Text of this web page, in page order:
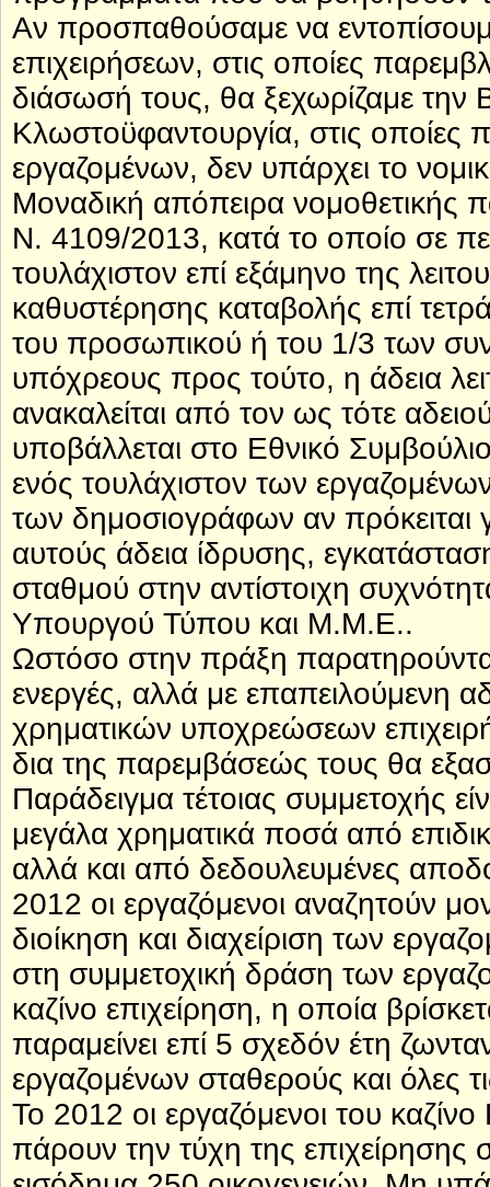
Αν προσπαθούσαμε να
επιχειρήσεων, στις οποίες
διάσωσή τους, θα ξεχωρίζαμε
Κλωστοϋφαντουργία, στις οποίες
εργαζομένων, δεν υπάρχει το
Μοναδική απόπειρα νομοθετικής
Ν. 4109/2013, κατά το οποίο σε
τουλάχιστον επί εξάμηνο της
καθυστέρησης καταβολής επί
του προσωπικού ή του 1/3 των
υπόχρεους προς τούτο, η άδεια
ανακαλείται από τον ως τότε
υποβάλλεται στο Εθνικό
ενός τουλάχιστον των
των δημοσιογράφων αν πρόκειται
αυτούς άδεια ίδρυσης,
σταθμού στην αντίστοιχη
Υπουργού Τύπου και Μ.Μ.Ε..
Ωστόσο στην πράξη
ενεργές, αλλά με επαπειλούμενη
χρηματικών υποχρεώσεων
δια της παρεμβάσεώς τους θα
Παράδειγμα τέτοιας συμμετοχής
μεγάλα χρηματικά ποσά από
αλλά και από δεδουλευμένες
2012 οι εργαζόμενοι αναζητούν
διοίκηση και διαχείριση των
στη συμμετοχική δράση των
καζίνο επιχείρηση, η οποία
παραμείνει επί 5 σχεδόν έτη
εργαζομένων σταθερούς και όλες
Το 2012 οι εργαζόμενοι του
πάρουν την τύχη της επιχείρησης